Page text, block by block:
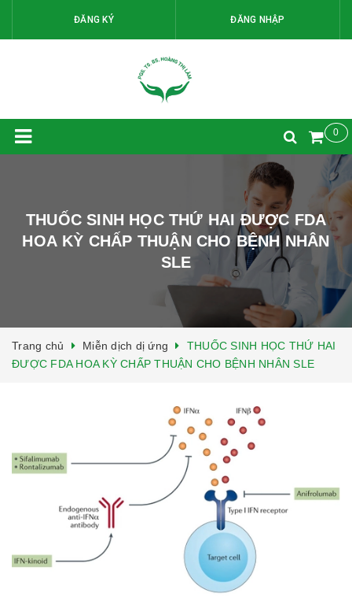
ĐĂNG KÝ ĐĂNG NHẬP
0
THUỐC SINH HỌC THỨ HAI ĐƯỢC FDA
HOA KỲ CHẤP THUẬN CHO BỆNH NHÂN
SLE
Trang chủ Miễn dịch dị ứng
THUỐC SINH HỌC THỨ HAI
ĐƯỢC FDA HOA KỲ CHẤP THUẬN CHO BỆNH NHÂN SLE